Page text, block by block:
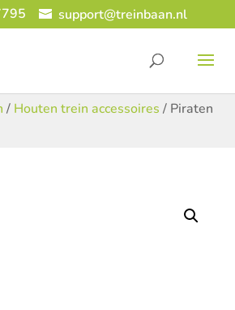
support@treinbaan.nl
/ Houten trein accessoires / Piraten